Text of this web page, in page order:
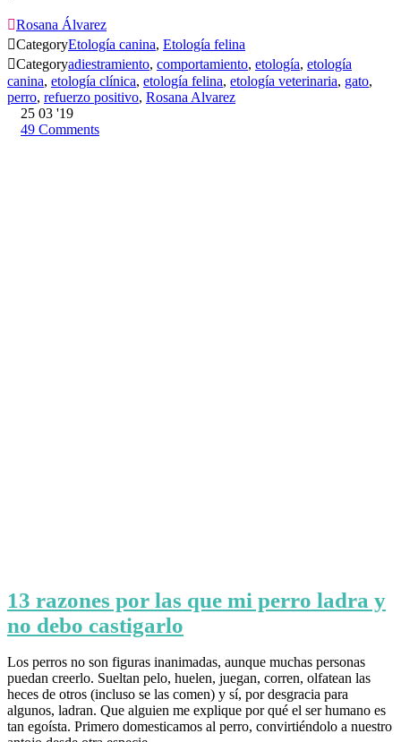
Rosana Álvarez
CategoryEtología canina, Etología felina
Categoryadiestramiento, comportamiento, etología, etología
canina, etología clínica, etología felina, etología veterinaria, gato,
perro, refuerzo positivo, Rosana Alvarez
25 03 '19
49 Comments
13 razones por las que mi perro ladra y
no debo castigarlo
Los perros no son figuras inanimadas, aunque muchas personas
puedan creerlo. Sueltan pelo, huelen, juegan, corren, olfatean las
heces de otros (incluso se las comen) y sí, por desgracia para
algunos, ladran. Que alguien me explique por qué el ser humano es
tan egoísta. Primero domesticamos al perro, convirtiéndolo a nuestro